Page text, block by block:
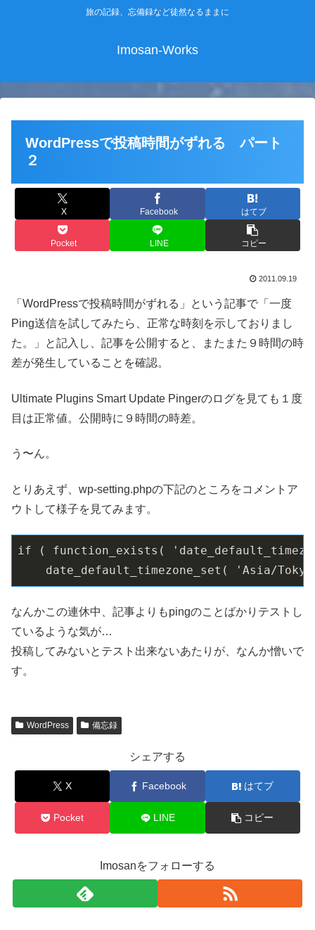
旅の記録、忘備録など徒然なるままに
Imosan-Works
WordPressで投稿時間がずれる パート
２
X Facebook はてブ
Pocket LINE コピー
2011.09.19
「WordPressで投稿時間がずれる」という記事で「一度
Ping送信を試してみたら、正常な時刻を示しておりまし
た。」と記入し、記事を公開すると、またまた９時間の時
差が発生していることを確認。
Ultimate Plugins Smart Update Pingerのログを見ても１度
目は正常値。公開時に９時間の時差。
う〜ん。
とりあえず、wp-setting.phpの下記のところをコメントア
ウトして様子を見てみます。
if ( function_exists(
date_default_timezone_set( 'Asia/
なんかこの連休中、記事よりもpingのことばかりテストし
ているような気が…
投稿してみないとテスト出来ないあたりが、なんか憎いで
す。
WordPress 備忘録
シェアする
X Facebook はてブ
Pocket LINE コピー
Imosanをフォローする